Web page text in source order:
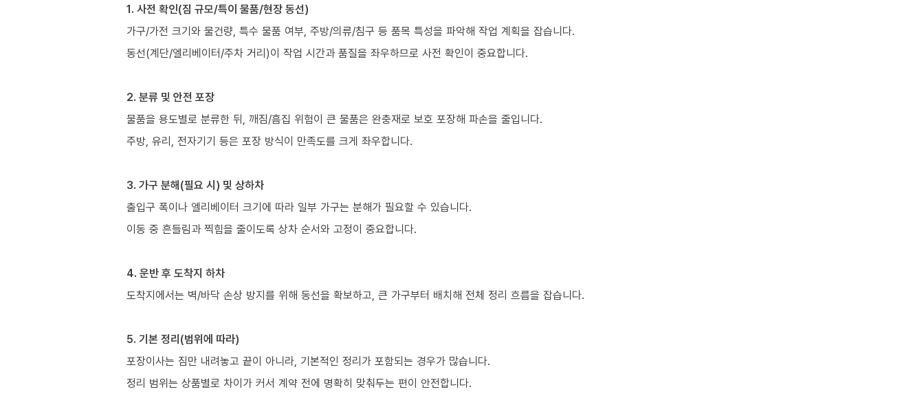
1. 사전 확인(짐 규모/특이 물품/현장 동선)
가구/가전 크기와 물건량, 특수 물품 여부, 주방/의류/침구 등 품목 특성을 파악해 작업 계획을 잡습니다.
동선(계단/엘리베이터/주차 거리)이 작업 시간과 품질을 좌우하므로 사전 확인이 중요합니다.
2. 분류 및 안전 포장
물품을 용도별로 분류한 뒤, 깨짐/흠집 위험이 큰 물품은 완충재로 보호 포장해 파손을 줄입니다.
주방, 유리, 전자기기 등은 포장 방식이 만족도를 크게 좌우합니다.
3. 가구 분해(필요 시) 및 상하차
출입구 폭이나 엘리베이터 크기에 따라 일부 가구는 분해가 필요할 수 있습니다.
이동 중 흔들림과 찍힘을 줄이도록 상차 순서와 고정이 중요합니다.
4. 운반 후 도착지 하차
도착지에서는 벽/바닥 손상 방지를 위해 동선을 확보하고, 큰 가구부터 배치해 전체 정리 흐름을 잡습니다.
5. 기본 정리(범위에 따라)
포장이사는 짐만 내려놓고 끝이 아니라, 기본적인 정리가 포함되는 경우가 많습니다.
정리 범위는 상품별로 차이가 커서 계약 전에 명확히 맞춰두는 편이 안전합니다.